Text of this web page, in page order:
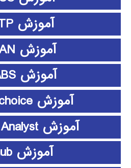
آموزش EMTP
آموزش ePLAN
آموزش ETABS
آموزش expert choice
آموزش Frontier Analyst
آموزش github